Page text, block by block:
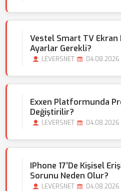
Vestel Smart TV Ekran
Ayarlar Gerekli?
LEVERSNET 04.08.2026
Exxen Platformunda
Değiştirilir?
LEVERSNET 04.08.2026
IPhone 17’de Kişisel
Sorunu Neden Olur?
LEVERSNET 04.08.2026